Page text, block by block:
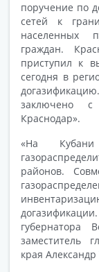
Документы
поручение по
сетей к
населенных
граждан.
приступил к
сегодня в
заключено с
Краснодар».
«На
районов.
губернатора
заместитель
края